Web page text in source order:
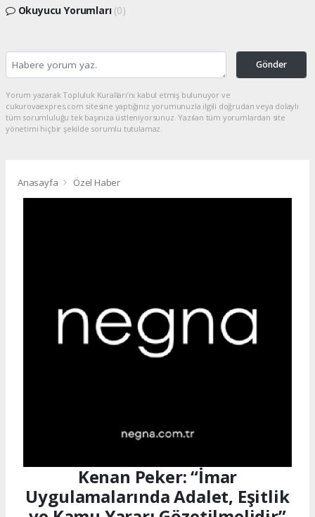
Okuyucu Yorumları (0)
Gönder
Yorum yazarak Topluluk Kuralları’nı kabul etmiş bulunuyor ve
cukurovaexpres.com sitesine yaptığınız yorumunuzla ilgili doğrudan veya dolaylı
tüm sorumluluğu tek başınıza üstleniyorsunuz. Yazılan tüm yorumlardan site
yönetimi hiçbir şekilde sorumlu tutulamaz.
Anasayfa Özel Haber
Kenan Peker: “İmar
Uygulamalarında Adalet, Eşitlik